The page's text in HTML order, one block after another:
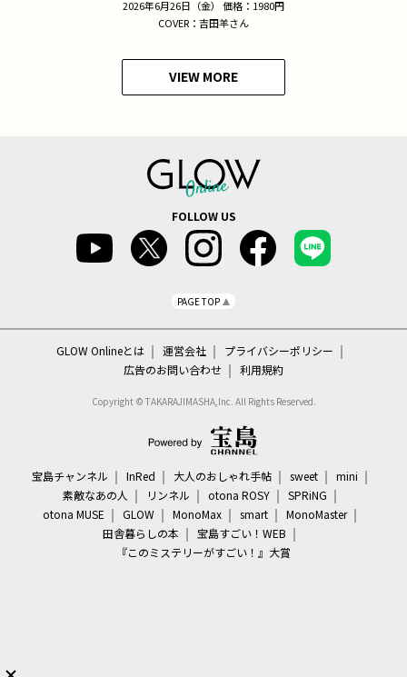
2026年6月26日（金） 価格：1980円
COVER：吉田羊さん
VIEW MORE
FOLLOW US
PAGE TOP
GLOW Onlineとは 運営会社
プライバシーポリシー
広告のお問い合わせ
利用規約
Copyright © TAKARAJIMASHA,Inc. All Rights Reserved.
宝島チャンネル InRed 大人のおしゃれ手帖 sweet
mini
素敵なあの人
リンネル otona ROSY
SPRiNG
otona MUSE
GLOW MonoMax smart
MonoMaster
田舎暮らしの本
宝島すごい！WEB
『このミステリーがすごい！』大賞